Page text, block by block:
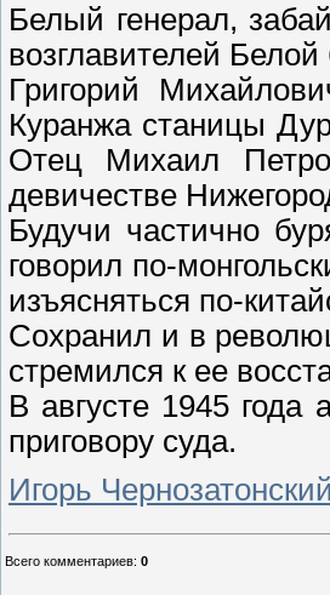
Белый генерал,
возглавителей
Григорий
Куранжа станицы
Отец Михаил
девичестве
Будучи частично
говорил по-
изъясняться по-
Сохранил и в
стремился к ее
В августе 1945 года
приговору суда.
Игорь Чернозатонский
Всего комментариев: 0